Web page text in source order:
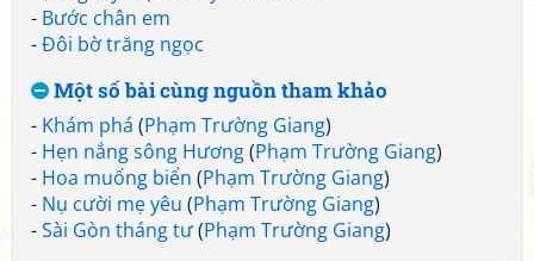
- Bước chân em
-Đôi bờ trăng ngọc
Một số bài cùng nguồn tham khảo
- Khám phá (Phạm Trường Giang)
- Hẹn nắng sông Hương(Phạm Trường Giang)
- Hoa muống biển (Phạm Trường Giang)
- Nụ cười mẹ yêu (Phạm Trường Giang)
-Sài Gòn tháng tư(Phạm Trường Giang)